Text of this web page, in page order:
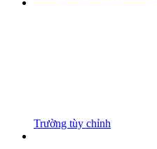
Trường tùy chỉnh